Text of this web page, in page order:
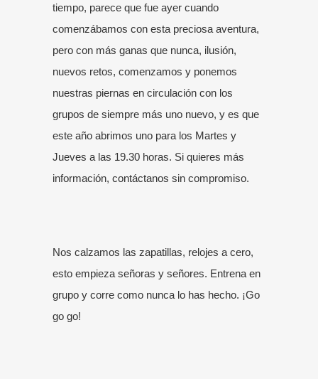
tiempo, parece que fue ayer cuando
comenzábamos con esta preciosa aventura,
pero con más ganas que nunca, ilusión,
nuevos retos, comenzamos y ponemos
nuestras piernas en circulación con los
grupos de siempre más uno nuevo, y es que
este año abrimos uno para los Martes y
Jueves a las 19.30 horas. Si quieres más
información, contáctanos sin compromiso.
Nos calzamos las zapatillas, relojes a cero,
esto empieza señoras y señores. Entrena en
grupo y corre como nunca lo has hecho. ¡Go
go go!